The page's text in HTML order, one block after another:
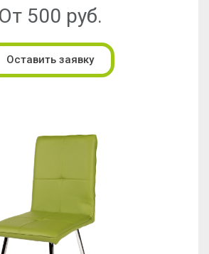
От 500 руб.
Оставить заявку